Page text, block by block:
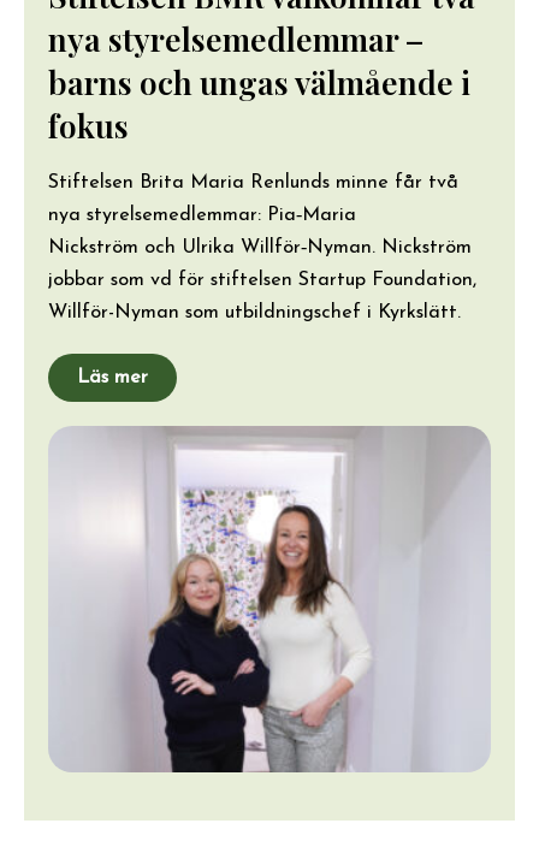
nya styrelsemedlemmar –
barns och ungas välmående i
fokus
Stiftelsen Brita Maria Renlunds minne får två
nya styrelsemedlemmar: Pia‑Maria
Nickström och Ulrika Willför‑Nyman. Nickström
jobbar som vd för stiftelsen Startup Foundation,
Willför-Nyman som utbildningschef i Kyrkslätt.
Läs mer